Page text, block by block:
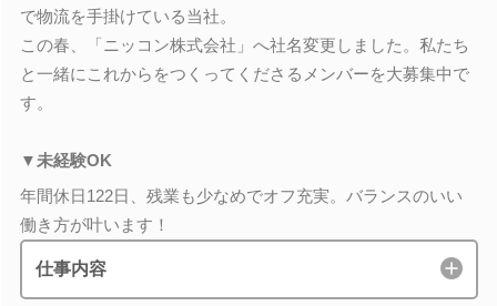
で物流を手掛けている当社。
この春、「ニッコン株式会社」へ社名変更しました。私たち
と一緒にこれからをつくってくださるメンバーを大募集中で
す。
▼未経験OK
年間休日122日、残業も少なめでオフ充実。バランスのいい
働き方が叶います！
仕事内容